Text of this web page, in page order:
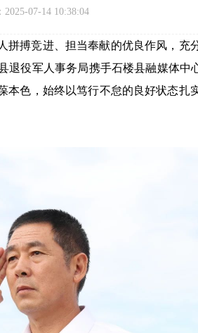
07-14 10:38:04
搏竞进、担当奉献的优良作风，充
役军人事务局携手石楼县融媒体中
色，始终以笃行不怠的良好状态扎